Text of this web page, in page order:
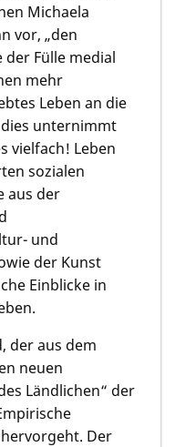
Michaela
vor, „den
Fülle medial
mehr
Leben an die
dies unternimmt
vielfach! Leben
sozialen
aus der
und
der Kunst
Einblicke in
der aus dem
neuen
Ländlichen“ der
Der